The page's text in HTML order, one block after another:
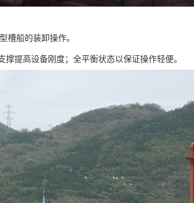
槽船的装卸操作。
提高设备刚度；全平衡状态以保证操作轻便。